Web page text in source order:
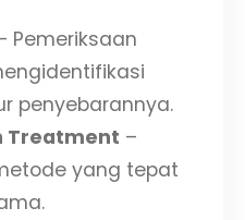
Pemeriksaan
penyebarannya.
Treatment –
yang tepat